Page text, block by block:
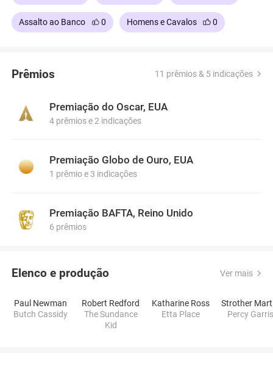
Assalto ao Banco 0 Homens e Cavalos 0
Prêmios 11 prêmios & 5 indicações
Premiação do Oscar, EUA
4 prêmios e 2 indicações
Premiação Globo de Ouro, EUA
1 prêmio e 3 indicações
Premiação BAFTA, Reino Unido
6 prêmios
Elenco e produção Ver mais
Paul Newman
Butch Cassidy
Robert Redford
The Sundance
Kid
Katharine Ross
Etta Place
Strother
Percy Garris